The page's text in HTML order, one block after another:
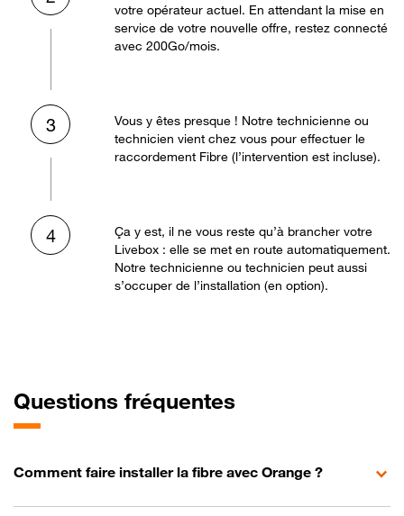
votre opérateur actuel. En attendant la mise en
service de votre nouvelle offre, restez connecté
avec 200Go/mois.
3
Vous y êtes presque ! Notre technicienne ou
technicien vient chez vous pour effectuer le
raccordement Fibre (l’intervention est incluse).
4
Ça y est, il ne vous reste qu’à brancher votre
Livebox : elle se met en route automatiquement.
Notre technicienne ou technicien peut aussi
s’occuper de l’installation (en option).
Questions fréquentes
Comment faire installer la fibre avec Orange ?